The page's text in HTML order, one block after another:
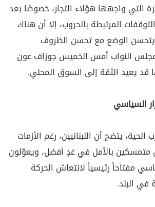
التي واجهها هؤلاء التجار، خصوصًا بعد
المرتبطة بالحروب، إلا أن هناك
الوضع مع تحسن الظروف
مجلس النواب أمس الخميس جوزاف عون
قد يعيد الثقة إلى السوق المحلي.
السياسي
يتضح أن اللبنانيين، رغم الأزمات
متمسكين بالأمل في غدٍ أفضل، ويعوّلون
مفتاحاً رئيسياً لانتعاش الحركة
في البلد.